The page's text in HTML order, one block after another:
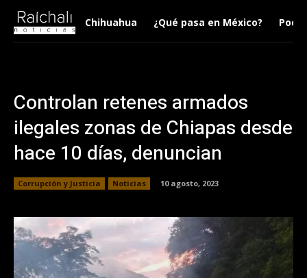
Chihuahua ¿Qué pasa en México?
Controlan retenes armados
ilegales zonas de Chiapas desde
hace 10 días, denuncian
Corrupción y Justicia Noticias 10 agosto, 2023